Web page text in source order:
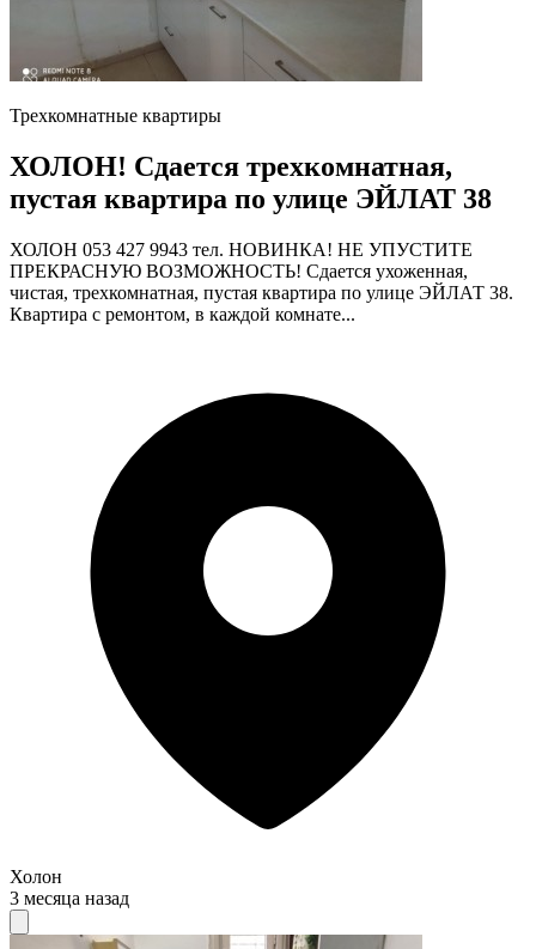
Трехкомнатные квартиры
ХОЛОН! Сдается трехкомнатная,
пустая квартира по улице ЭЙЛАТ 38
ХОЛОН 053 427 9943 тел. НОВИНКА! НЕ УПУСТИТЕ
ПРЕКРАСНУЮ ВОЗМОЖНОСТЬ! Сдается ухоженная,
чистая, трехкомнатная, пустая квартира по улице ЭЙЛАТ 38.
Квартира с ремонтом, в каждой комнате...
Холон
3 месяца назад